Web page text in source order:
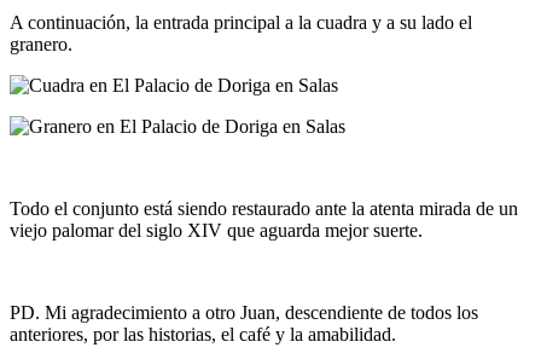
A continuación, la entrada principal a la cuadra y a su lado el
granero.
Todo el conjunto está siendo restaurado ante la atenta mirada de un
viejo palomar del siglo XIV que aguarda mejor suerte.
PD. Mi agradecimiento a otro Juan, descendiente de todos los
anteriores, por las historias, el café y la amabilidad.